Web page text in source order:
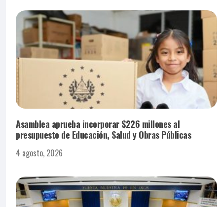
Asamblea aprueba incorporar $226 millones al
presupuesto de Educación, Salud y Obras Públicas
4 agosto, 2026